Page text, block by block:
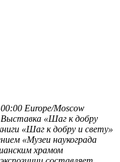
Europe/Moscow
Выставка «Шаг к добру
«Шаг к добру и свету»
«Музеи наукограда
храмом